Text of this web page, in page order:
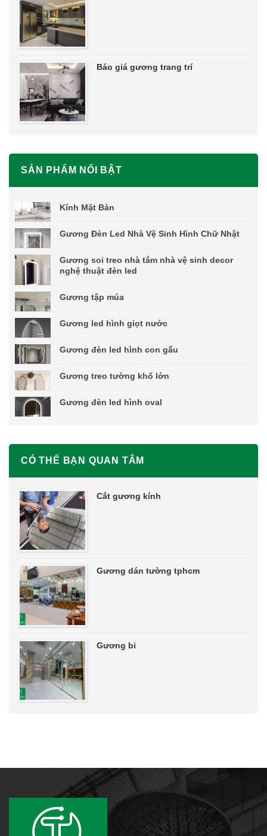
Báo giá gương trang trí
SẢN PHẨM NỔI BẬT
Kính Mặt Bàn
Gương Đèn Led Nhà Vệ Sinh Hình Chữ Nhật
Gương soi treo nhà tắm nhà vệ sinh decor
nghệ thuật đèn led
Gương tập múa
Gương led hình giọt nước
Gương đèn led hình con gấu
Gương treo tường khổ lớn
Gương đèn led hình oval
CÓ THỂ BẠN QUAN TÂM
Cắt gương kính
Gương dán tường tphcm
Gương bỉ